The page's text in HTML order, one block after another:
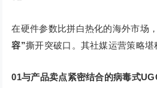
在硬件参数比拼白热化的海外市场
容”撕开突破口。其社媒运营策略堪
01与产品卖点紧密结合的病毒式